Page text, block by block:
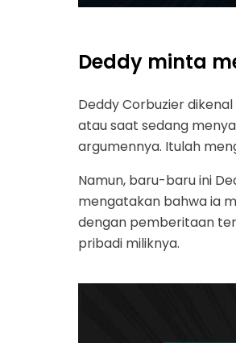
Deddy minta
Deddy Corbuzier
atau saat sedang
argumennya. Itulah
Namun, baru-baru ini
mengatakan bahwa ia
dengan pemberitaan
pribadi miliknya.